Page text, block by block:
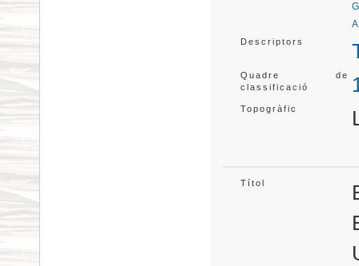
Descriptors
Quadre de
classificació
Topogràfic
Títol